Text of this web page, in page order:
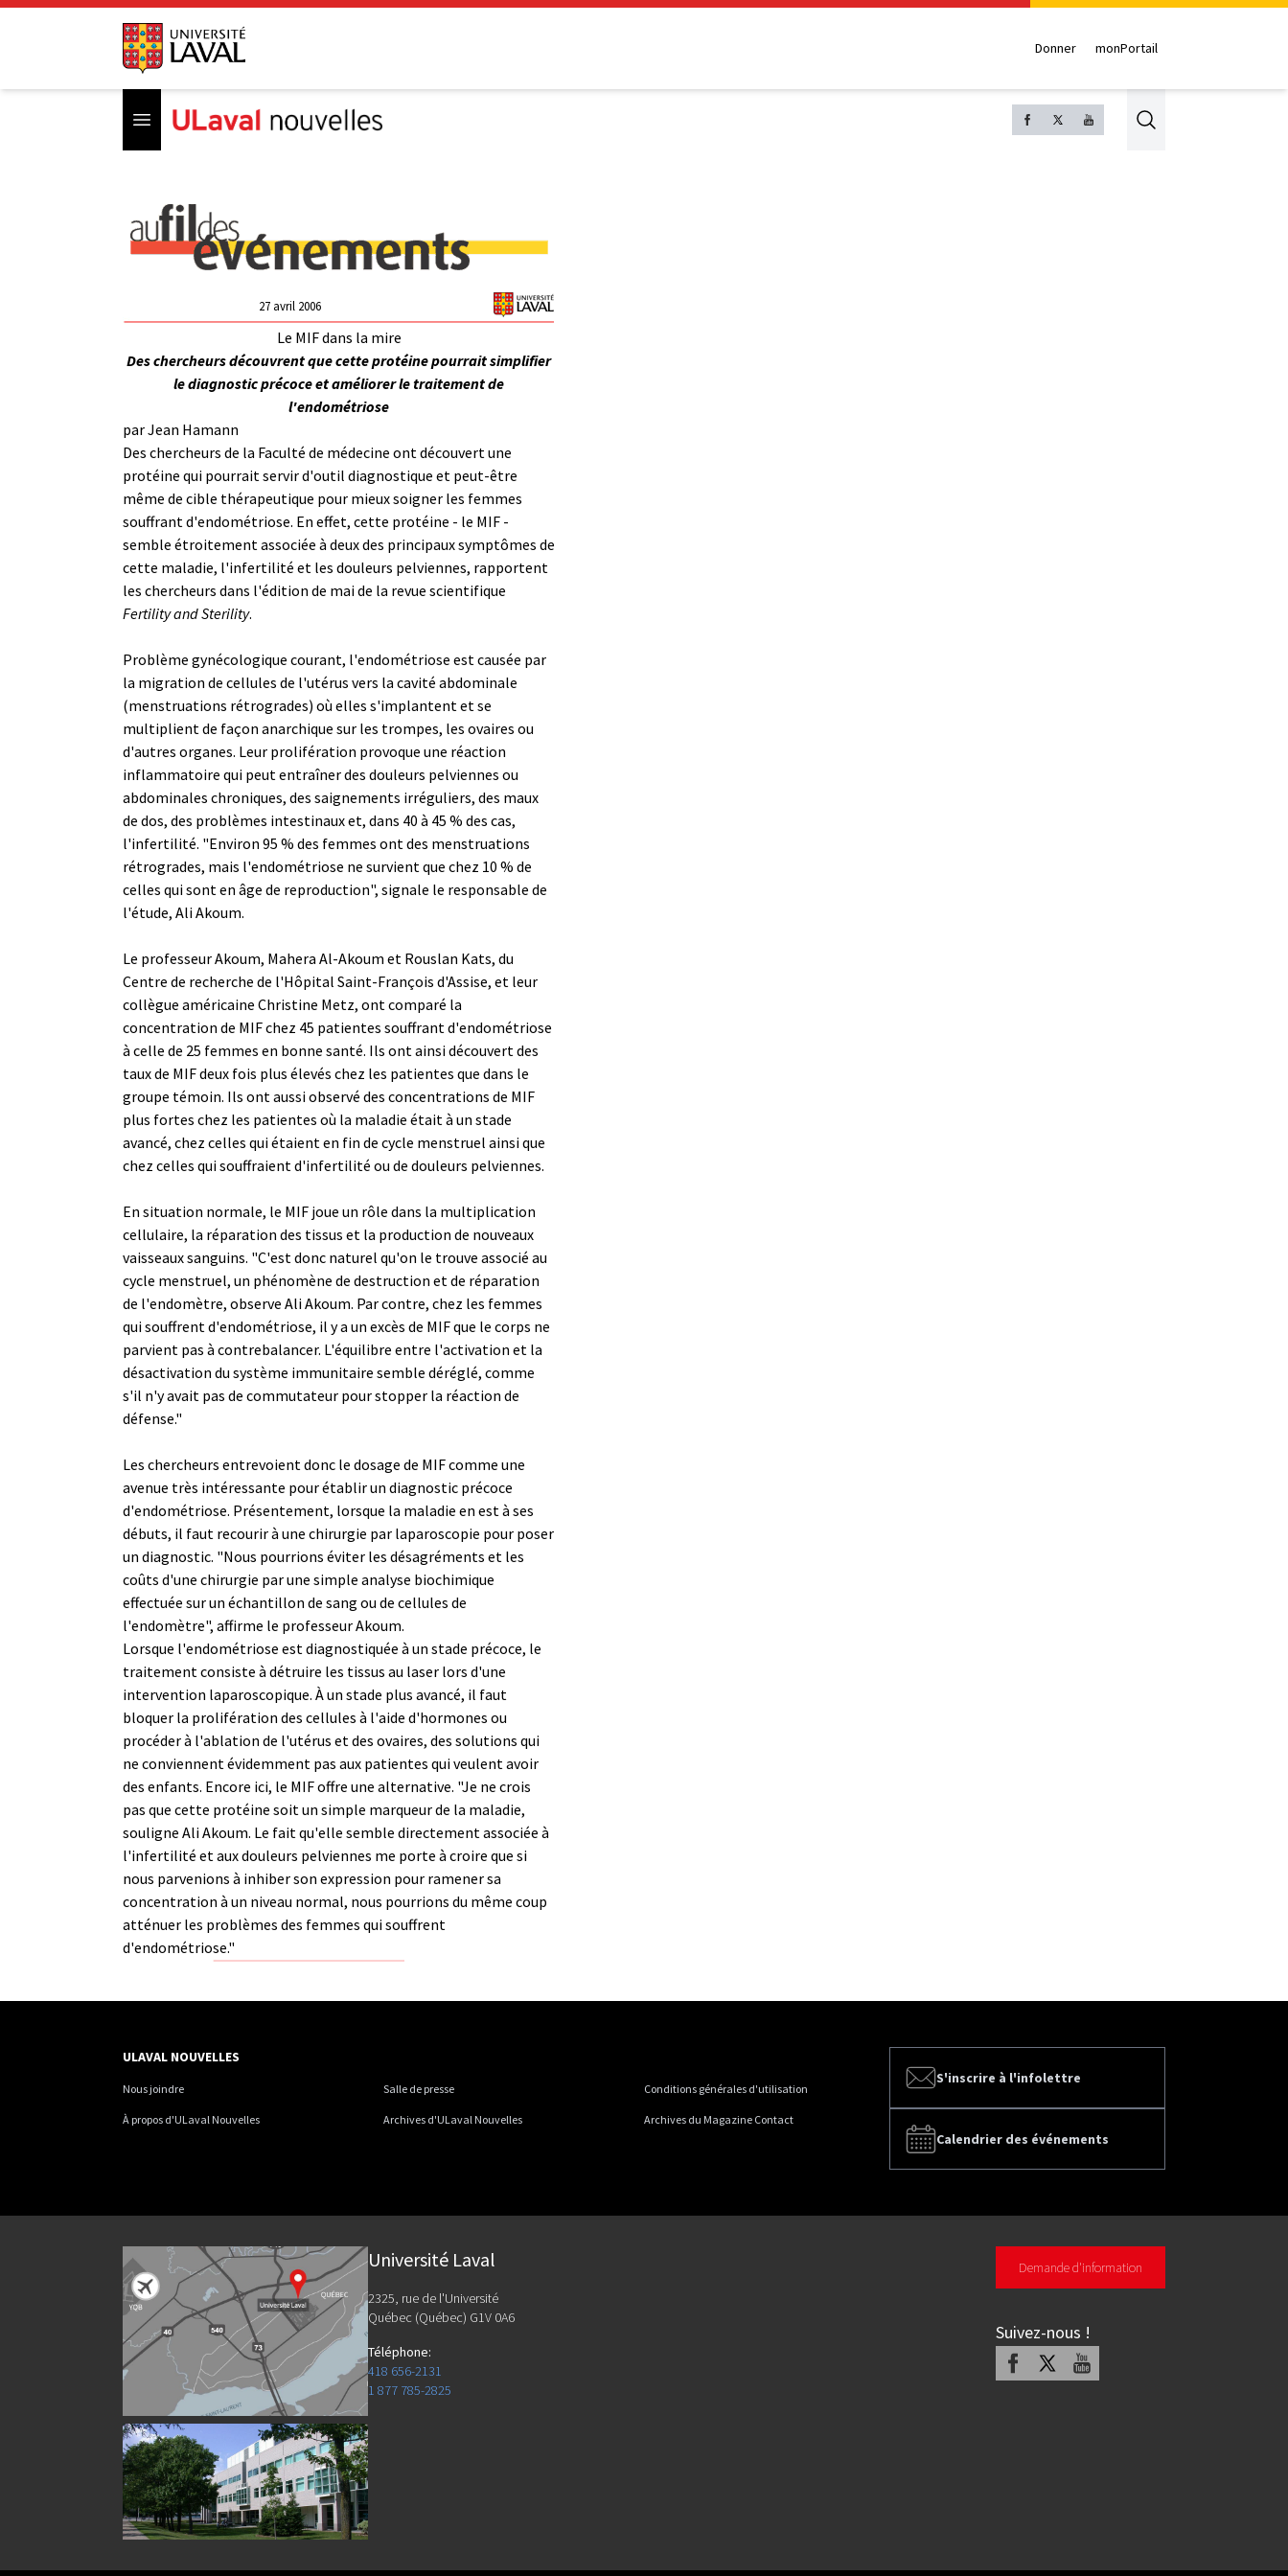
Donner monPortail
Open menu Search
27 avril 2006
Le MIF dans la mire
Des chercheurs découvrent que cette protéine pourrait simplifier
le diagnostic précoce et améliorer le traitement de
l'endométriose
parJean Hamann
Des chercheurs de la Faculté de médecine ont découvert une
protéine qui pourrait servir d'outil diagnostique et peut-être
même de cible thérapeutique pour mieux soigner les femmes
souffrant d'endométriose. En effet, cette protéine - le MIF -
semble étroitement associée à deux des principaux symptômes de
cette maladie, l'infertilité et les douleurs pelviennes, rapportent
les chercheurs dans l'édition de mai de la revue scientifique
Fertility and Sterility.
Problème gynécologique courant, l'endométriose est causée par
la migration de cellules de l'utérus vers la cavité abdominale
(menstruations rétrogrades) où elles s'implantent et se
multiplient de façon anarchique sur les trompes, les ovaires ou
d'autres organes. Leur prolifération provoque une réaction
inflammatoire qui peut entraîner des douleurs pelviennes ou
abdominales chroniques, des saignements irréguliers, des maux
de dos, des problèmes intestinaux et, dans 40 à 45 % des cas,
l'infertilité. "Environ 95 % des femmes ont des menstruations
rétrogrades, mais l'endométriose ne survient que chez 10 % de
celles qui sont en âge de reproduction", signale le responsable de
l'étude, Ali Akoum.
Le professeur Akoum, Mahera Al-Akoum et Rouslan Kats, du
Centre de recherche de l'Hôpital Saint-François d'Assise, et leur
collègue américaine Christine Metz, ont comparé la
concentration de MIF chez 45 patientes souffrant d'endométriose
à celle de 25 femmes en bonne santé. Ils ont ainsi découvert des
taux de MIF deux fois plus élevés chez les patientes que dans le
groupe témoin. Ils ont aussi observé des concentrations de MIF
plus fortes chez les patientes où la maladie était à un stade
avancé, chez celles qui étaient en fin de cycle menstruel ainsi que
chez celles qui souffraient d'infertilité ou de douleurs pelviennes.
En situation normale, le MIF joue un rôle dans la multiplication
cellulaire, la réparation des tissus et la production de nouveaux
vaisseaux sanguins. "C'est donc naturel qu'on le trouve associé au
cycle menstruel, un phénomène de destruction et de réparation
de l'endomètre, observe Ali Akoum. Par contre, chez les femmes
qui souffrent d'endométriose, il y a un excès de MIF que le corps ne
parvient pas à contrebalancer. L'équilibre entre l'activation et la
désactivation du système immunitaire semble déréglé, comme
s'il n'y avait pas de commutateur pour stopper la réaction de
défense."
Les chercheurs entrevoient donc le dosage de MIF comme une
avenue très intéressante pour établir un diagnostic précoce
d'endométriose. Présentement, lorsque la maladie en est à ses
débuts, il faut recourir à une chirurgie par laparoscopie pour poser
un diagnostic. "Nous pourrions éviter les désagréments et les
coûts d'une chirurgie par une simple analyse biochimique
effectuée sur un échantillon de sang ou de cellules de
l'endomètre", affirme le professeur Akoum.
Lorsque l'endométriose est diagnostiquée à un stade précoce, le
traitement consiste à détruire les tissus au laser lors d'une
intervention laparoscopique. À un stade plus avancé, il faut
bloquer la prolifération des cellules à l'aide d'hormones ou
procéder à l'ablation de l'utérus et des ovaires, des solutions qui
ne conviennent évidemment pas aux patientes qui veulent avoir
des enfants. Encore ici, le MIF offre une alternative. "Je ne crois
pas que cette protéine soit un simple marqueur de la maladie,
souligne Ali Akoum. Le fait qu'elle semble directement associée à
l'infertilité et aux douleurs pelviennes me porte à croire que si
nous parvenions à inhiber son expression pour ramener sa
concentration à un niveau normal, nous pourrions du même coup
atténuer les problèmes des femmes qui souffrent
d'endométriose."
S'inscrire à l'infolettre
Calendrier des événements
ULAVAL NOUVELLES
Nous joindre Salle de presse Conditions générales d'utilisation
À propos d'ULaval Nouvelles Archives d'ULaval Nouvelles Archives du Magazine Contact
Université Laval
2325, rue de l'Université
Québec (Québec) G1V 0A6
Téléphone:
418 656-2131
1 877 785-2825
Demande d'information
Suivez-nous !
Facebook Youtube